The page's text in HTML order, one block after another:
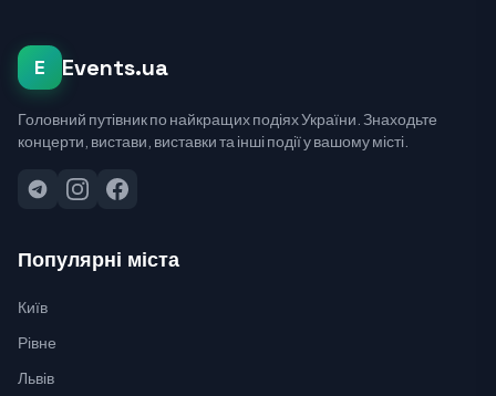
E Events.ua
Головний путівник по найкращих подіях України. Знаходьте
концерти, вистави, виставки та інші події у вашому місті.
Популярні міста
Київ
Рівне
Львів